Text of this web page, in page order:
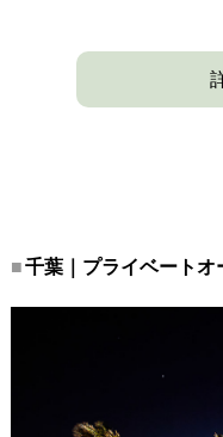
千葉｜プライベートオ